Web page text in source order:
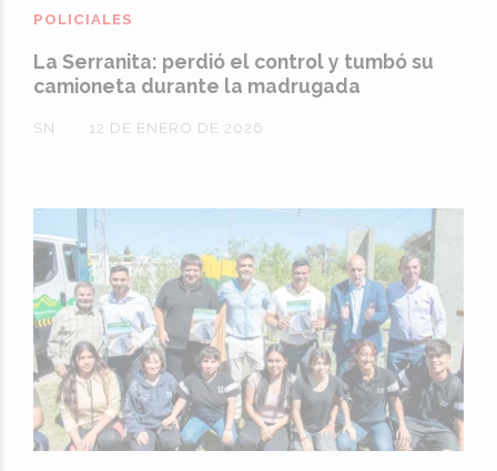
La Serranita: perdió el control y tumbó su
camioneta durante la madrugada
SN
POLICIALES
12 DE ENERO DE 2026